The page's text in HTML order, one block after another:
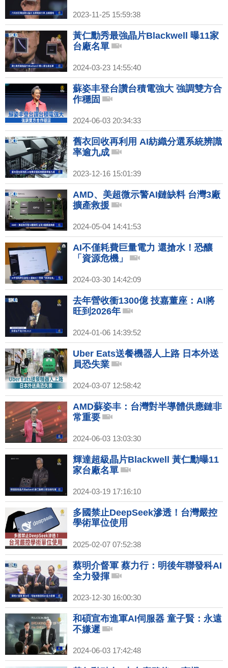
2023-11-25 15:59:38
黃仁勳秀最強晶片Blackwell 曝11家
台廠名單
2024-03-23 14:55:40
蘇姿丰登台讚台積電強大 強調雙方合
作穩固
2024-06-03 20:34:33
舊衣回收再利用 AI紡織分選系統辨識
率逾九成
2023-12-16 15:01:39
AMD、美超微示警AI鏈缺料 台灣3廠
擴產救援
2024-05-04 14:41:53
AI不僅耗費巨量電力 還搶水！恐釀
「資源危機」
2024-03-30 14:42:09
去年營收衝1300億 技嘉董座：AI將
旺到2026年
2024-01-06 14:39:52
Uber Eats送餐機器人上路 日本外送
員恐失業
2024-03-07 12:58:42
AMD蘇姿丰：台灣對半導體供應鏈非
常重要
2024-06-03 13:03:30
輝達超級晶片Blackwell 黃仁勳曝11
家台廠名單
2024-03-19 17:16:10
多國禁止DeepSeek滲透！台灣嚴控
學術單位使用
2025-02-07 07:52:38
蔡明介督軍 蔡力行：明後年聯發科AI
全力發揮
2023-12-30 16:00:30
和碩宣布進軍AI伺服器 童子賢：永遠
不嫌遲
2024-06-03 17:42:48